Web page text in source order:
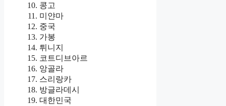
콩고
미얀마
중국
가봉
튀니지
코트디브아르
앙골라
스리랑카
방글라데시
대한민국